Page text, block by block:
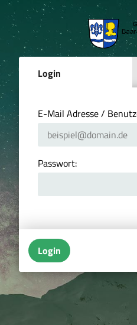
Login
E-Mail Adresse /
Passwort:
Login